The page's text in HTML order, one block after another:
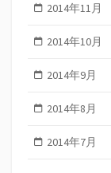
2014年11月
2014年10月
2014年9月
2014年8月
2014年7月